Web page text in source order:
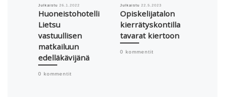
Julkaistu26.1.2022
Huoneistohotelli
Lietsu
vastuullisen
matkailuun
edelläkävijänä
0 kommentit
Julkaistu22.5.2023
Opiskelijatalon
kierrätyskontilla
tavarat kiertoon
0 kommentit